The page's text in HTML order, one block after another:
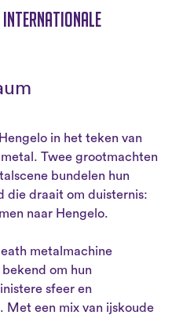
internationale
in het teken van
Twee grootmachten
bundelen hun
die draait om duisternis:
naar Hengelo.
metalmachine
om hun
sfeer en
Met een mix van ijskoude